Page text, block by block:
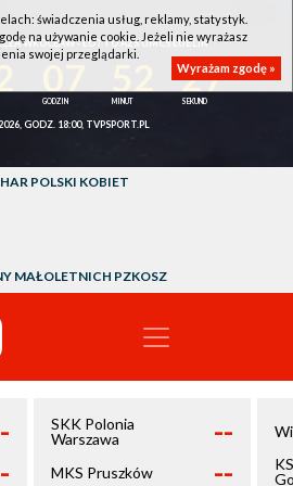
WROCŁAW - LOTTO AZS UMCS LUBLIN
27
GODZ. 18:00, TVPSPORT.PL
POLSKI KOBIET
MAŁOLETNICH PZKOSZ
SKK Polonia
Warszawa
--
MKS Pruszków --
świadczenia usług, reklamy, statystyk.
na używanie cookie. Jeżeli nie wyrażasz
swojej przeglądarki.
Wyrażam zgodę »